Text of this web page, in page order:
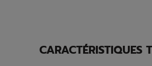
CARACTÉRISTIQUES